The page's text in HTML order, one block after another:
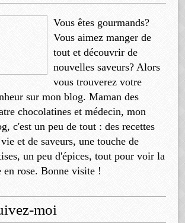
Vous êtes gourmands?
Vous aimez manger de
tout et découvrir de
nouvelles saveurs? Alors
vous trouverez votre
sur mon blog. Maman des
chocolatines et médecin, mon
c'est un peu de tout : des recettes
et de saveurs, une touche de
un peu d'épices, tout pour voir la
en rose. Bonne visite !
moi